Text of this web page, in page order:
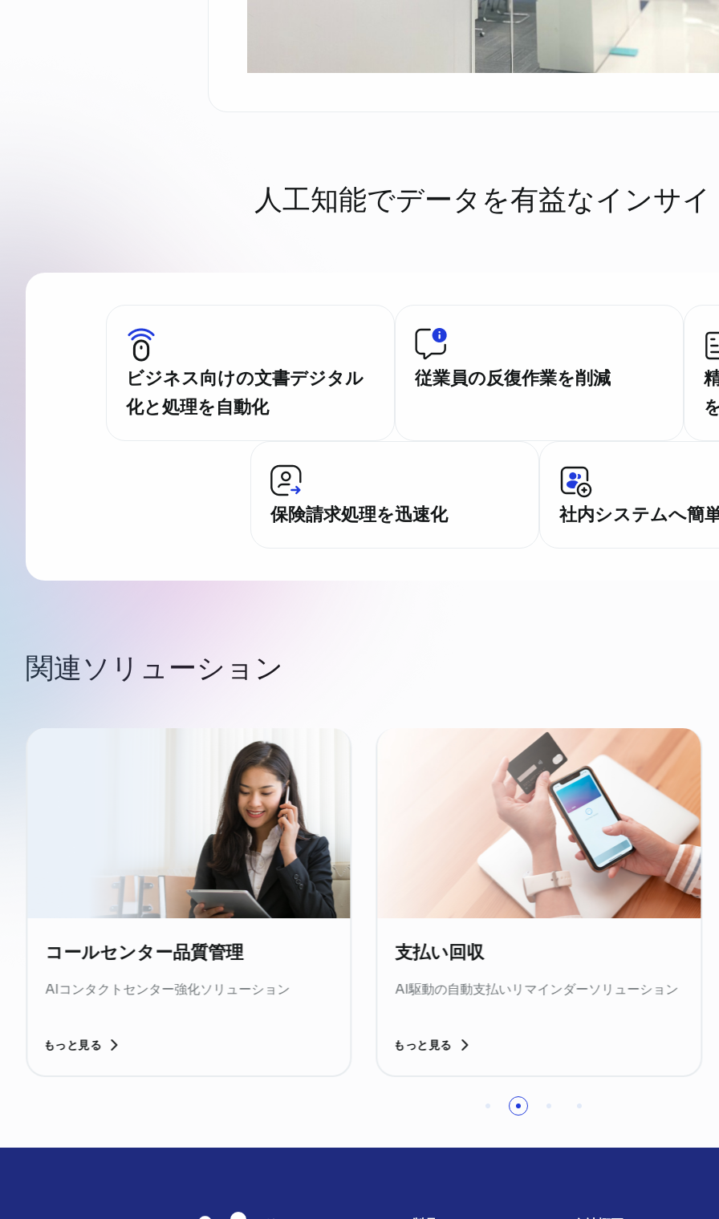
人工知能でデータを有益なインサ
ビジネス向けの文書デジタル
化と処理を自動化
従業員の反復作業を削減
保険請求処理を迅速化 社内システムへ簡
関連ソリューション
支払い回収
AI駆動の自動支払いリマインダーソリューション
もっと見る
KYC（顧客確認）
顧客およびエージェント識別のためのAI活用
もっと見る